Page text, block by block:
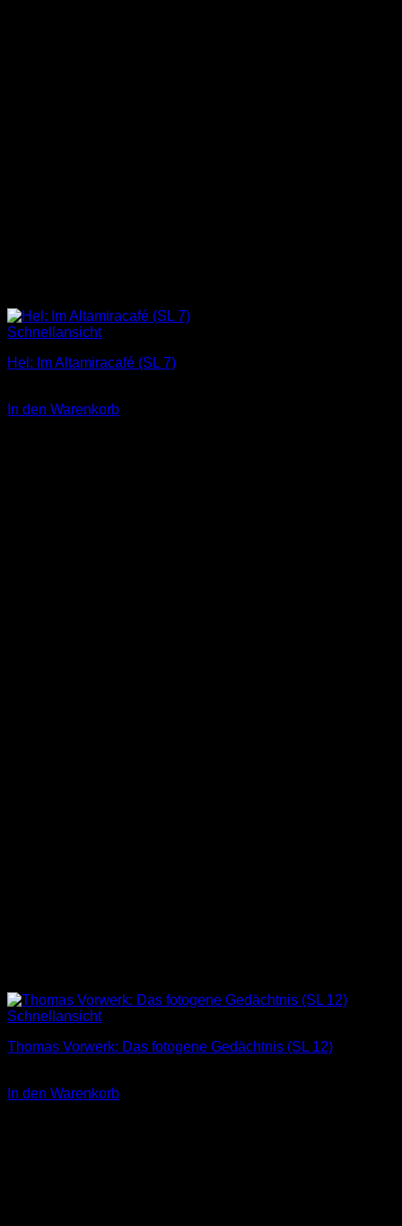
Schnellansicht
Hel: Im Altamiracafé (SL 7)
In den Warenkorb
Schnellansicht
Thomas Vorwerk: Das fotogene Gedächtnis (SL 12)
In den Warenkorb